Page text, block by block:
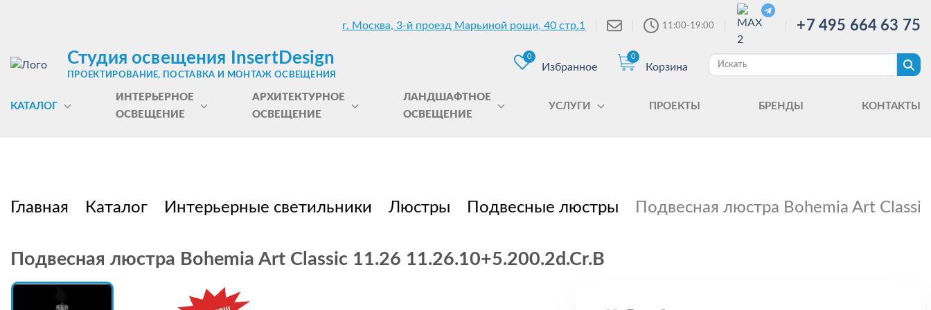
г. Москва, 3-й проезд Марьиной рощи, 40 стр.1 11:00-19:00 +7 495 664 63 75
Студия освещения InsertDesign
ПРОЕКТИРОВАНИЕ, ПОСТАВКА И МОНТАЖ ОСВЕЩЕНИЯ
0
Избранное
0
Корзина
КАТАЛОГ
ИНТЕРЬЕРНОЕ
ОСВЕЩЕНИЕ
АРХИТЕКТУРНОЕ
ОСВЕЩЕНИЕ
ЛАНДШАФТНОЕ
ОСВЕЩЕНИЕ
УСЛУГИ ПРОЕКТЫ БРЕНДЫ КОНТАКТЫ
Главная Каталог Интерьерные светильники Люстры Подвесные люстры Подвесная люстра Bohemia Art
Подвесная люстра Bohemia Art Classic 11.26 11.26.10+5.200.2d.Cr.B